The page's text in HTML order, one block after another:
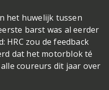
het huwelijk tussen
barst was al eerder
HRC zou de feedback
dat het motorblok té
coureurs dit jaar over